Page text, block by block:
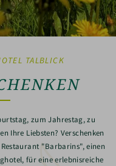
TALBLICK
zum Jahrestag, zu
Ihre Liebsten? Verschenken
"Barbarins", einen
für eine erlebnisreiche